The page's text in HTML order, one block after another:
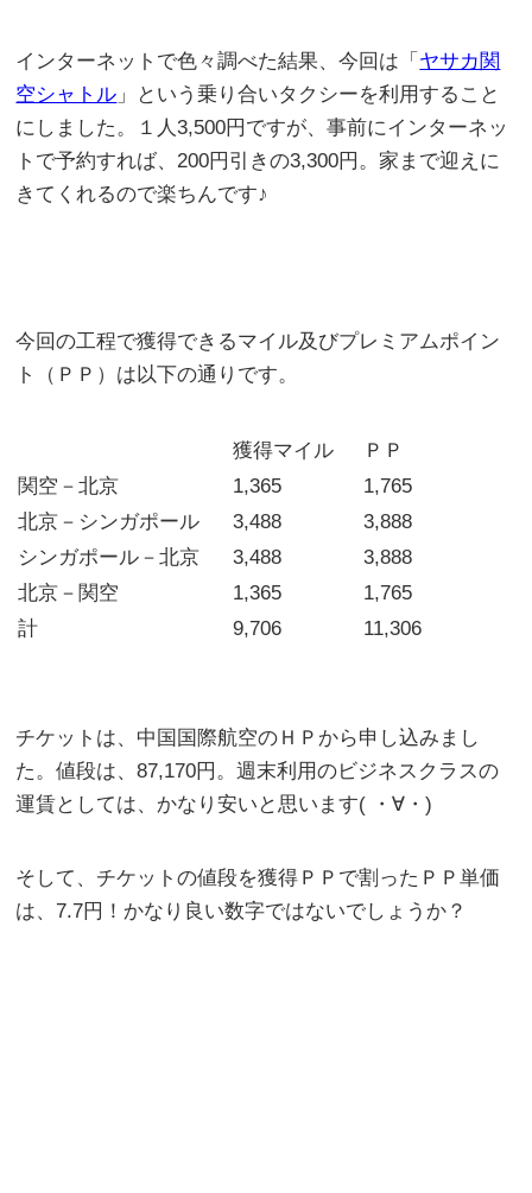
インターネットで色々調べた結果、今回は「 ヤサカ関
空シャトル 」という乗り合いタクシーを利用すること
にしました。１人3,500円ですが、事前にインターネッ
トで予約すれば、200円引きの3,300円。家まで迎えに
きてくれるので楽ちんです♪
今回の工程で獲得できるマイル及びプレミアムポイン
ト（ＰＰ）は以下の通りです。
獲得マイル
ＰＰ
関空－北京
1,365
1,765
北京－シンガポール
3,488
3,888
シンガポール－北京
3,488
3,888
北京－関空
1,365
1,765
計
9,706 11,306
チケットは、中国国際航空のＨＰから申し込みまし
た。値段は、87,170円。週末利用のビジネスクラスの
運賃としては、かなり安いと思います( ・∀・)
そして、チケットの値段を獲得ＰＰで割ったＰＰ単価
は、7.7円！かなり良い数字ではないでしょうか？